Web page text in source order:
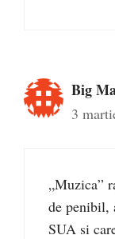
Big
3
„Muzica”
de penibil,
SUA si